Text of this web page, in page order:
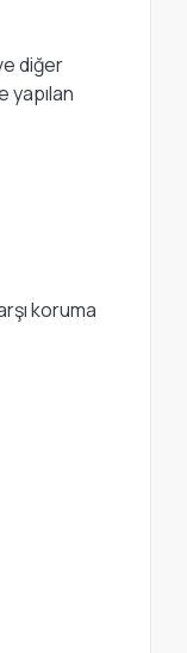
diğer
yapılan
koruma